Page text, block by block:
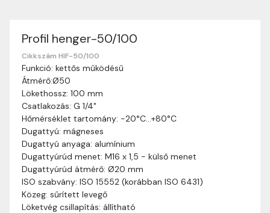
Profil henger-50/100
Cikkszám HIF-50/100
Funkció: kettős működésű
Átmérő:Ø50
Lökethossz: 100 mm
Csatlakozás: G 1/4"
Hőmérséklet tartomány: -20°C…+80°C
Dugattyú: mágneses
Dugattyú anyaga: alumínium
Dugattyúrúd menet: M16 x 1,5 - külső menet
Dugattyúrúd átmérő: Ø20 mm
ISO szabvány: ISO 15552 (korábban ISO 6431)
Közeg: sűrített levegő
Löketvég csillapítás: állítható
Szállítási információk
Nagyon köszönjük, hogy webshopunkat választottátok
vásárlásaitokhoz. Az alábbiakban megtaláljátok szállítási
információinkat, hogy a vásárlásotok gördülékenyen és
zökkenőmentesen történhessen.
Szállítási idő:Általában a megrendeléseket 2-5
munkanapon belül kézbesítjük. Amennyiben
valamilyen okból kifolyólag a szállítás hosszabb
ideig tart, előre értesítünk benneteket.
Szállítási díj:A szállítási díj függ a termék súlyától
és a szállítási cím távolságától. A pontos szállítási
díjat a vásárlás folyamata során megtekinthetitek,
mielőtt a rendelést véglegesítitek.